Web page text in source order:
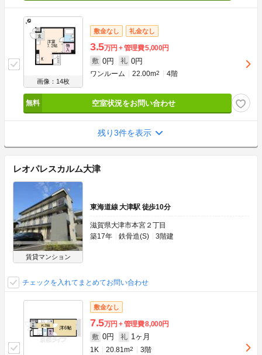
画像：14枚
敷金なし 礼金なし
3.5万円 管理費5,000円
敷 0円 礼 0円
ワンルーム 22.00m2 4階
空室状況をお問い合わせ
残り3件を表示
レオパレスカルム大津
賃貸マンション
東海道線 大津駅 徒歩10分
滋賀県大津市本宮２丁目
築17年
鉄骨造(S) 3階建
チェックを入れてまとめてお問い合わせ
敷金なし
7.5万円 管理費8,000円
敷 0円 礼 1ヶ月
1K 20.81m2 3階